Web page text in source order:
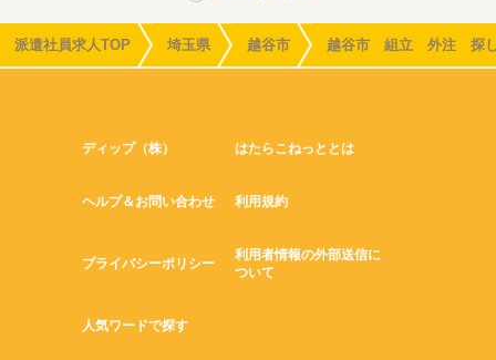
派遣社員求人TOP 埼玉県 越谷市 越谷市 組立 外注 探
ディップ（株） はたらこねっととは
ヘルプ＆お問い合わせ 利用規約
プライバシーポリシー
利用者情報の外部送信に
ついて
人気ワードで探す